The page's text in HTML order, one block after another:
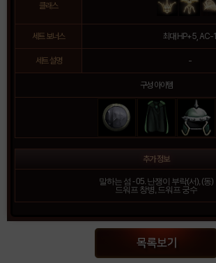
클래스
세트 보너스 최대 HP+5, AC-1
세트 설명 -
구성 아이템
추가 정보
말하는 섬 - 05. 난쟁이 부락(서), (동)
드워프 창병, 드워프 궁수